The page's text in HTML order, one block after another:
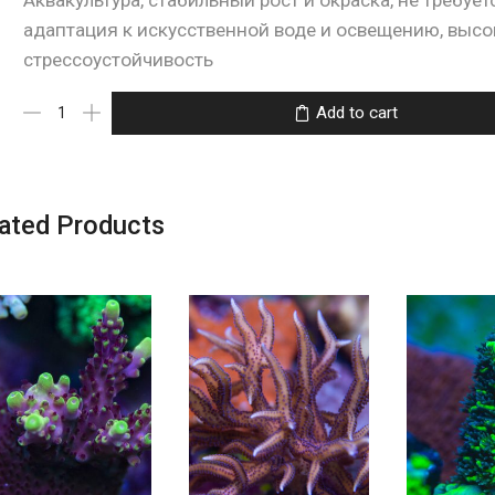
адаптация к искусственной воде и освещению,
стрессоустойчивость
Add to cart
Products